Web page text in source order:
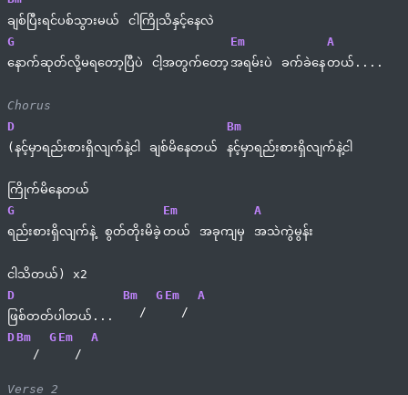
ချစ်ပြီးရင်ပစ်သွားမယ်
ငါကြိုသိနှင့်နေလဲ
G
နောက်ဆုတ်လို့မရတော့ပြီပဲ
ငါ့အတွက်တော့
Em
အရမ်းပဲ
ခက်ခဲနေ
A
တယ်....
Chorus
D
(နင့်မှာရည်းစားရှိလျက်နဲ့ငါ
ချစ်မိနေတယ်
Bm
နင့်မှာရည်းစားရှိလျက်နဲ့ငါ
ကြိုက်မိနေတယ်
G
ရည်းစားရှိလျက်နဲ့
စွတ်တိုးမိခဲ့
Em
တယ်
အခုကျမှ
A
အသဲကွဲမွန်း
ငါသိတယ်) x2
D
ဖြစ်တတ်ပါတယ်...
Bm
/
G Em
/
A
DBm
/
G Em
/
A
Verse 2